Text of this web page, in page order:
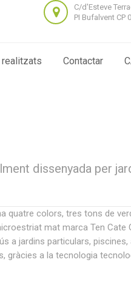
C/d'Esteve
PI Bufalvent CP
Contactar
dissenyada per
quatre colors, tres tons de
mat marca Ten Cate
a jardins particulars,
gràcies a la tecnologia